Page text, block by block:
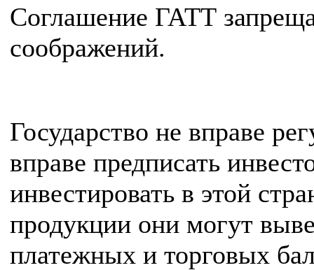
Соглашение ГАТТ
соображений.
Государство не вправе
вправе предписать
инвестировать в этой
продукции они могут
платежных и торговых